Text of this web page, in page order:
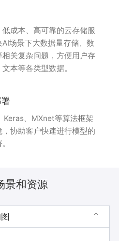
成本、高可靠的云存储服
场景下大数据量存储、数
关复杂问题，方便用户存
本等各类型数据。
、MXnet等算法框架
协助客户快速进行模型的
景和资源
